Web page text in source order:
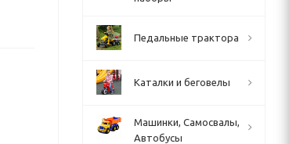
Педальные трактора
Каталки и беговелы
Машинки, Самосвалы,
Автобусы